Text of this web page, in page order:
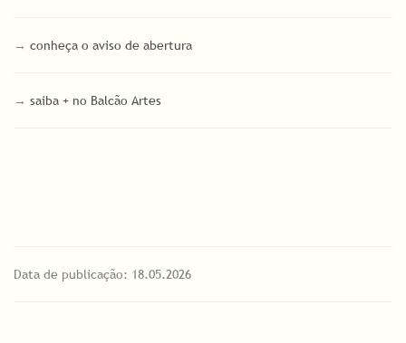
→ conheça o aviso de abertura
→ saiba + no Balcão Artes
Data de publicação: 18.05.2026